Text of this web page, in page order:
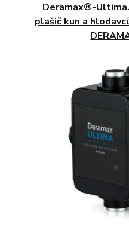
Deramax®-
plašič kun a